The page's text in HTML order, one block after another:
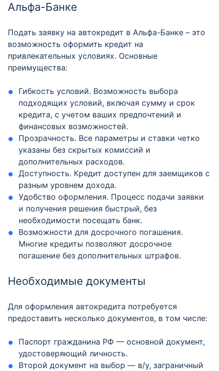
Альфа-Банке
Подать заявку на автокредит в Альфа-Банке – это
возможность оформить кредит на
привлекательных условиях. Основные
преимущества:
Гибкость условий. Возможность выбора
подходящих условий, включая сумму и срок
кредита, с учетом ваших предпочтений и
финансовых возможностей.
Прозрачность. Все параметры и ставки четко
указаны без скрытых комиссий и
дополнительных расходов.
Доступность. Кредит доступен для заемщиков с
разным уровнем дохода.
Удобство оформления. Процесс подачи заявки
и получения решения быстрый, без
необходимости посещать банк.
Возможности для досрочного погашения.
Многие кредиты позволяют досрочное
погашение без дополнительных штрафов.
Необходимые документы
Для оформления автокредита потребуется
предоставить несколько документов, в том числе:
Паспорт гражданина РФ — основной документ,
удостоверяющий личность.
Второй документ на выбор — в/у, заграничный